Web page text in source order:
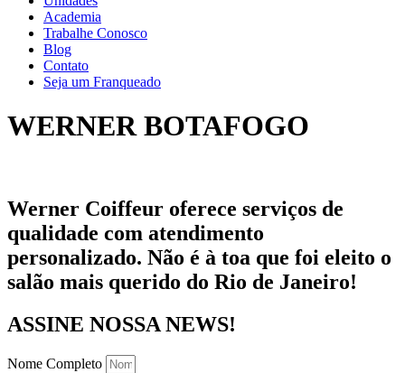
Academia
Trabalhe Conosco
Blog
Contato
Seja um Franqueado
WERNER BOTAFOGO
Werner Coiffeur oferece serviços de
qualidade com atendimento
personalizado. Não é à toa que foi eleito o
salão mais querido do Rio de Janeiro!
ASSINE NOSSA NEWS!
Nome Completo